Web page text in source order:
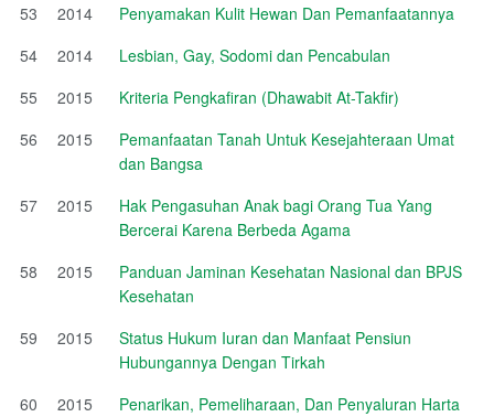
53
2014
Penyamakan Kulit Hewan Dan Pemanfaatannya
54
2014
Lesbian, Gay, Sodomi dan Pencabulan
55
2015
Kriteria Pengkafiran (Dhawabit At-Takfir)
56
2015
Pemanfaatan Tanah Untuk Kesejahteraan Umat
dan Bangsa
57
2015
Hak Pengasuhan Anak bagi Orang Tua Yang
Bercerai Karena Berbeda Agama
58
2015
Panduan Jaminan Kesehatan Nasional dan BPJS
Kesehatan
59
2015
Status Hukum Iuran dan Manfaat Pensiun
Hubungannya Dengan Tirkah
60
2015
Penarikan, Pemeliharaan, Dan Penyaluran Harta